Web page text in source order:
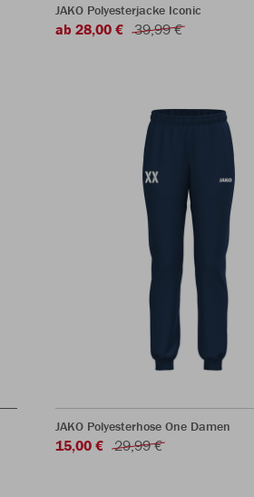
JAKO Polyesterjacke Iconic
ab 28,00 € 39,99 €
JAKO Polyesterhose One Damen
15,00 € 29,99 €